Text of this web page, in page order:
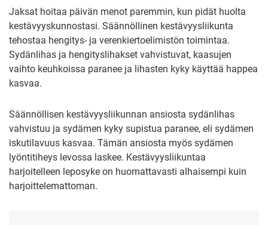
Jaksat hoitaa päivän menot paremmin, kun pidät huolta
kestävyyskunnostasi. Säännöllinen kestävyysliikunta
tehostaa hengitys- ja verenkiertoelimistön toimintaa.
Sydänlihas ja hengityslihakset vahvistuvat, kaasujen
vaihto keuhkoissa paranee ja lihasten kyky käyttää happea
kasvaa.
Säännöllisen kestävyysliikunnan ansiosta sydänlihas
vahvistuu ja sydämen kyky supistua paranee, eli sydämen
iskutilavuus kasvaa. Tämän ansiosta myös sydämen
lyöntitiheys levossa laskee. Kestävyysliikuntaa
harjoitelleen leposyke on huomattavasti alhaisempi kuin
harjoittelemattoman.